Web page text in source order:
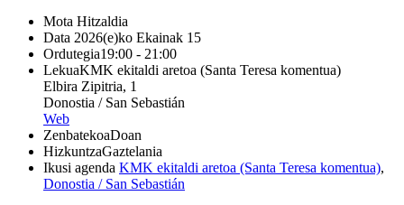
Mota Hitzaldia
Data 2026(e)ko Ekainak 15
Ordutegia19:00 - 21:00
LekuaKMK ekitaldi aretoa (Santa Teresa komentua)
Elbira Zipitria, 1
Donostia / San Sebastián
Web
ZenbatekoaDoan
HizkuntzaGaztelania
Ikusi agenda KMK ekitaldi aretoa (Santa Teresa komentua),
Donostia / San Sebastián